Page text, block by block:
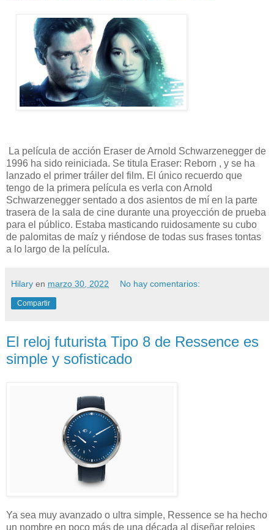
La película de acción Eraser de Arnold Schwarzenegger de
1996 ha sido reiniciada. Se titula Eraser: Reborn , y se ha
lanzado el primer tráiler del film. El único recuerdo que
tengo de la primera película es verla con Arnold
Schwarzenegger sentado a dos asientos de mí en la parte
trasera de la sala de cine durante una proyección de prueba
para el público. Estaba masticando ruidosamente su cubo
de palomitas de maíz y riéndose de todas sus frases tontas
a lo largo de la película.
Hilary en marzo 30, 2022 No hay comentarios:
Compartir
El reloj futurista Tipo 8 de Ressence es
simple y sofisticado
Ya sea muy avanzado o ultra simple, Ressence se ha hecho
un nombre en poco más de una década al diseñar relojes